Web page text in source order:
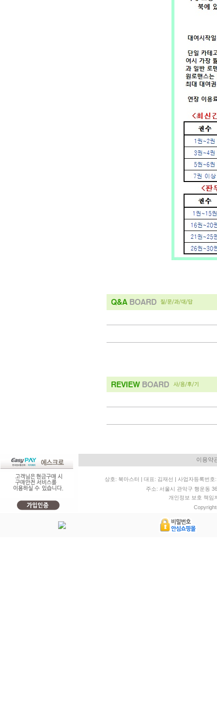
이용약
상호: 북마스터 | 대표: 김재선 | 사업자등록번
주소: 서울시 관악구 행운
개인정보 보호 책임